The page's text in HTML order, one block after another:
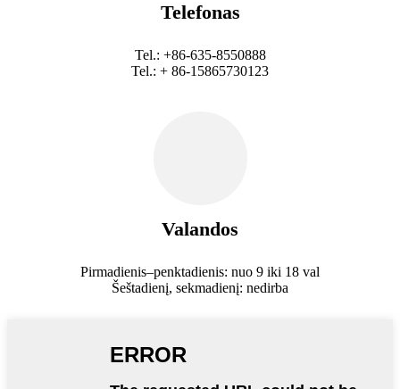
Telefonas
Tel.: +86-635-8550888
Tel.: + 86-15865730123
Valandos
Pirmadienis–penktadienis: nuo 9 iki 18 val
Šeštadienį, sekmadienį: nedirba